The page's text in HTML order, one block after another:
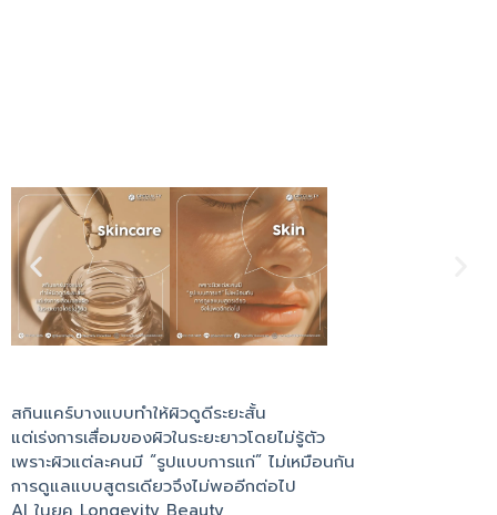
สกินแคร์บางแบบทำให้ผิวดูดีระยะสั้น
แต่เร่งการเสื่อมของผิวในระยะยาวโดยไม่รู้ตัว
เพราะผิวแต่ละคนมี “รูปแบบการแก่” ไม่เหมือนกัน
การดูแลแบบสูตรเดียวจึงไม่พออีกต่อไป